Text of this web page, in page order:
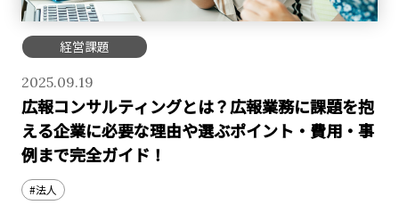
経営課題
2025.09.19
広報コンサルティングとは？広報業務に課題を抱
える企業に必要な理由や選ぶポイント・費用・事
例まで完全ガイド！
#法人